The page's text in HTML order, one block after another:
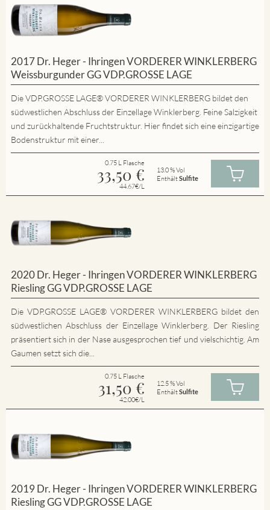
2017 Dr. Heger - Ihringen VORDERER WINKLERBERG
Weissburgunder GG VDP.GROSSE LAGE
Die VDP.GROSSE LAGE® VORDERER WINKLERBERG bildet den
südwestlichen Abschluss der Einzellage Winklerberg. Feine Salzigkeit
und zurückhaltende Fruchtstruktur. Hier findet sich eine einzigartige
Bodenstruktur mit einer...
0.75 L Flasche
33,50 €
44.67€/L
13.0 % Vol
EnthältSulfite
2020 Dr. Heger - Ihringen VORDERER WINKLERBERG
Riesling GG VDP.GROSSE LAGE
Die VDP.GROSSE LAGE® VORDERER WINKLERBERG bildet den
südwestlichen Abschluss der Einzellage Winklerberg. Der Riesling
präsentiert sich in der Nase ausgesprochen tief und vielschichtig. Am
Gaumen setzt sich die...
0.75 L Flasche
31,50 €
42.00€/L
12.5 % Vol
EnthältSulfite
2019 Dr. Heger - Ihringen VORDERER WINKLERBERG
Riesling GG VDP.GROSSE LAGE